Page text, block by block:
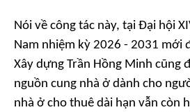
Nói về công tác này, tại Đại hội
Nam nhiệm kỳ 2026 - 2031 mới
Xây dựng Trần Hồng Minh cũng
nguồn cung nhà ở dành cho
nhà ở cho thuê dài hạn vẫn còn